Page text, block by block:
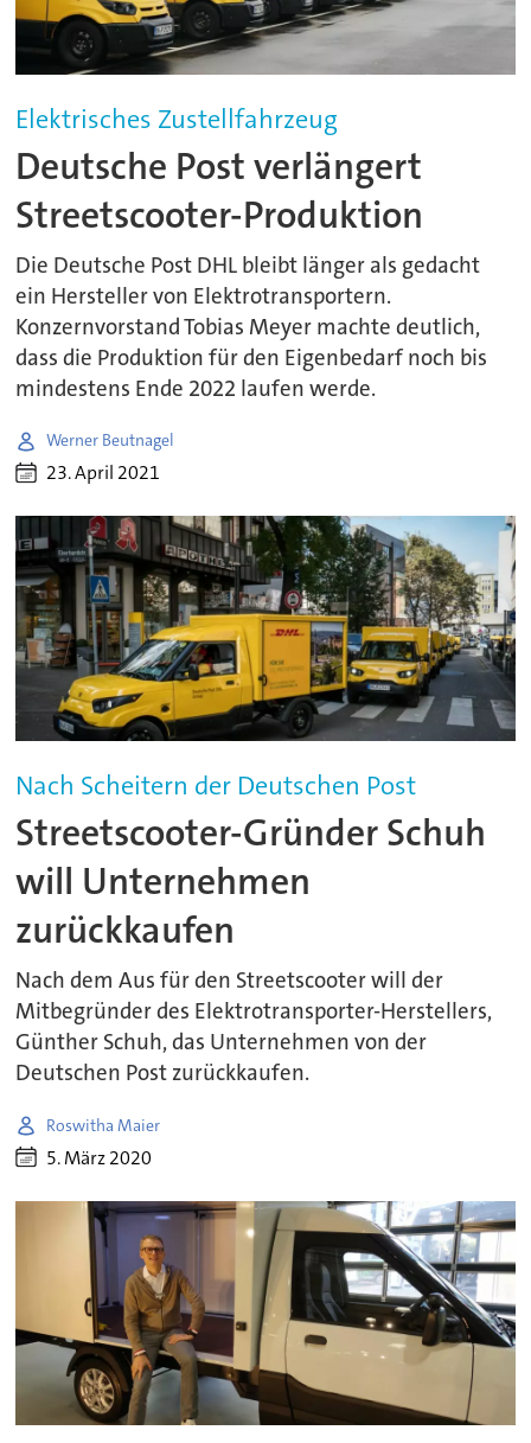
Elektrisches Zustellfahrzeug
Deutsche Post verlängert
Streetscooter-Produktion
Die Deutsche Post DHL bleibt länger als gedacht
ein Hersteller von Elektrotransportern.
Konzernvorstand Tobias Meyer machte deutlich,
dass die Produktion für den Eigenbedarf noch bis
mindestens Ende 2022 laufen werde.
Werner Beutnagel
23. April 2021
Nach Scheitern der Deutschen Post
Streetscooter-Gründer Schuh
will Unternehmen
zurückkaufen
Nach dem Aus für den Streetscooter will der
Mitbegründer des Elektrotransporter-Herstellers,
Günther Schuh, das Unternehmen von der
Deutschen Post zurückkaufen.
Roswitha Maier
5. März 2020